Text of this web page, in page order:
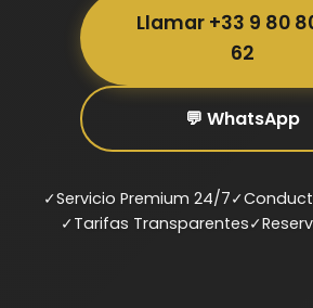
Llamar +33 9 80
62
💬 WhatsApp
✓Servicio Premium 24/7✓
✓Tarifas Transparentes✓